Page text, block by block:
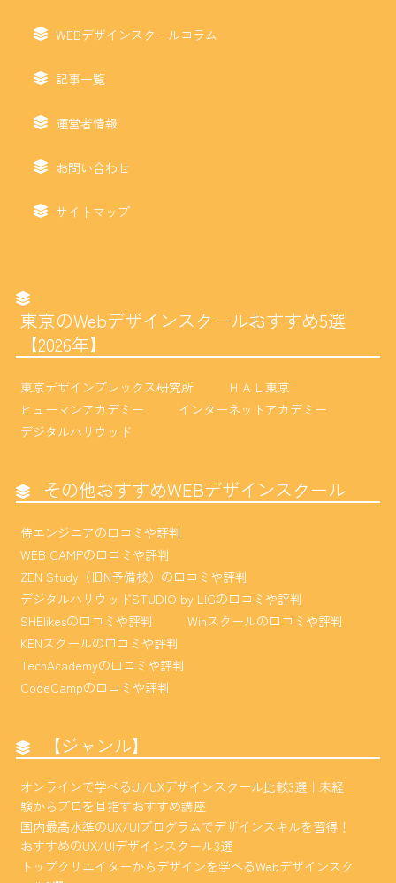
WEBデザインスクールコラム
記事一覧
運営者情報
お問い合わせ
サイトマップ
東京のWebデザインスクールおすすめ5選
【2026年】
東京デザインプレックス研究所
ＨＡＬ東京
ヒューマンアカデミー
インターネットアカデミー
デジタルハリウッド
その他おすすめWEBデザインスクール
侍エンジニアの口コミや評判
WEB CAMPの口コミや評判
ZEN Study（旧N予備校）の口コミや評判
デジタルハリウッドSTUDIO by LIGの口コミや評判
SHElikesの口コミや評判
Winスクールの口コミや評判
KENスクールの口コミや評判
TechAcademyの口コミや評判
CodeCampの口コミや評判
【ジャンル】
オンラインで学べるUI/UXデザインスクール比較3選｜未経
験からプロを目指すおすすめ講座
国内最高水準のUX/UIプログラムでデザインスキルを習得！
おすすめのUX/UIデザインスクール3選
トップクリエイターからデザインを学べるWebデザインスク